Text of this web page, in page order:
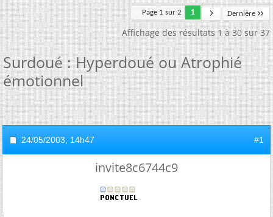
Page 1 sur 2 1 Dernière
Affichage des résultats 1 à 30 sur 37
Surdoué : Hyperdoué ou Atrophié
émotionnel
24/05/2003, 14h47 #1
invite8c6744c9